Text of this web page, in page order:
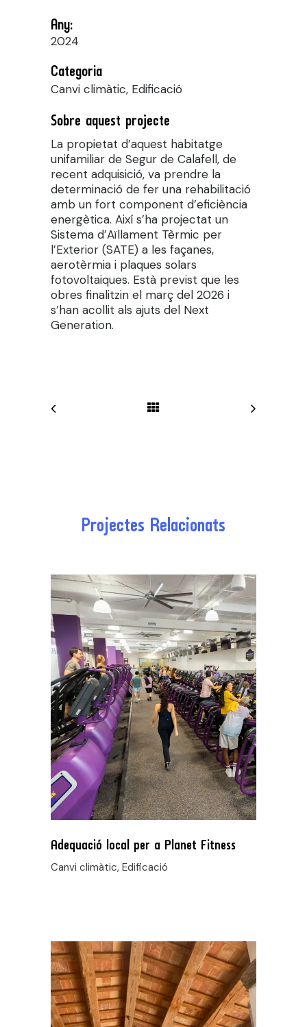
Any:
2024
Categoria
Canvi climàtic, Edificació
Sobre aquest projecte
La propietat d’aquest habitatge
unifamiliar de Segur de Calafell, de
recent adquisició, va prendre la
determinació de fer una rehabilitació
amb un fort component d’eficiència
energètica. Així s’ha projectat un
Sistema d’Aïllament Tèrmic per
l’Exterior (SATE) a les façanes,
aerotèrmia i plaques solars
fotovoltaiques. Està previst que les
obres finalitzin el març del 2026 i
s’han acollit als ajuts del Next
Generation.
Projectes Relacionats
Adequació local per a Planet Fitness
Canvi climàtic, Edificació